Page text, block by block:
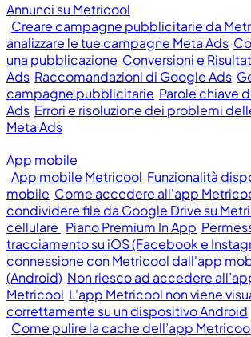
Annunci su Metricool
Creare campagne pubblicitarie da
analizzare le tue campagne Meta Ads
una pubblicazione Conversioni e
Ads Raccomandazioni di Google Ads
campagne pubblicitarie Parole chiave
Ads Errori e risoluzione dei problemi
Meta Ads
App mobile
App mobile Metricool Funzionalità
mobile Come accedere all'app
condividere file da Google Drive su
cellulare Piano Premium In App
tracciamento su iOS (Facebook e
connessione con Metricool dall'app
(Android) Non riesco ad accedere
Metricool L'app Metricool non viene
correttamente su un dispositivo Android
Come pulire la cache dell’app